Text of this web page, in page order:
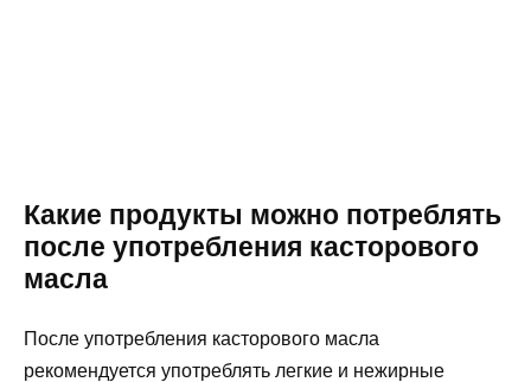
Какие продукты можно потреблять
после употребления касторового
масла
После употребления касторового масла
рекомендуется употреблять легкие и нежирные